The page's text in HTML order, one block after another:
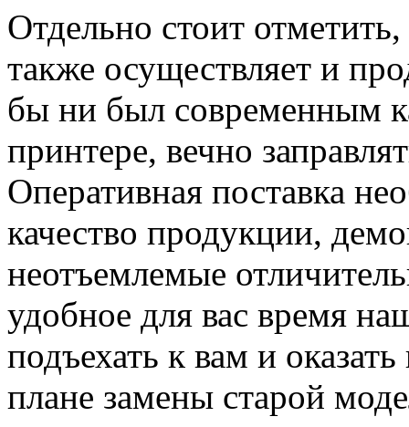
Отдельно стоит
также осуществляет и
бы ни был современным
принтере, вечно
Оперативная поставка
качество продукции,
неотъемлемые
удобное для вас время
подъехать к вам и
плане замены старой